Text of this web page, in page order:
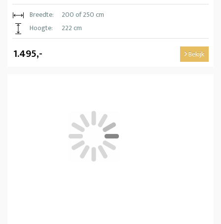
Breedte:
200 of 250 cm
Hoogte:
222 cm
1.495,- Bekijk